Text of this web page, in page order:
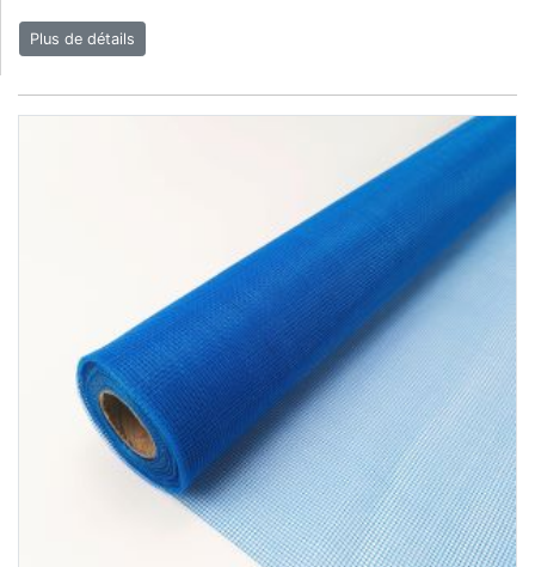
Plus de détails